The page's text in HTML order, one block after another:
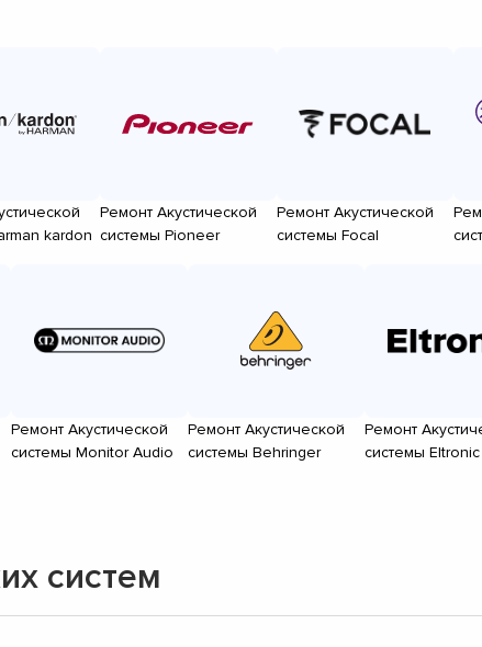
kardon
Ремонт Акустической
системы Pioneer
Ремонт Акустической
системы Focal
Ремонт Акустической
системы Monitor Audio
Ремонт Акустической
системы Behringer
Ремонт
системы Eltronic
систем